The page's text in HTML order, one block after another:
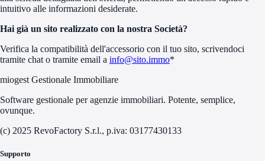
intuitivo alle informazioni desiderate.
Hai già un sito realizzato con la nostra Società?
Verifica la compatibilità dell'accessorio con il tuo sito, scrivendoci
tramite chat o tramite email a info@sito.immo*
miogest Gestionale Immobiliare
Software gestionale per agenzie immobiliari. Potente, semplice,
ovunque.
(c) 2025 RevoFactory S.r.l., p.iva: 03177430133
Supporto